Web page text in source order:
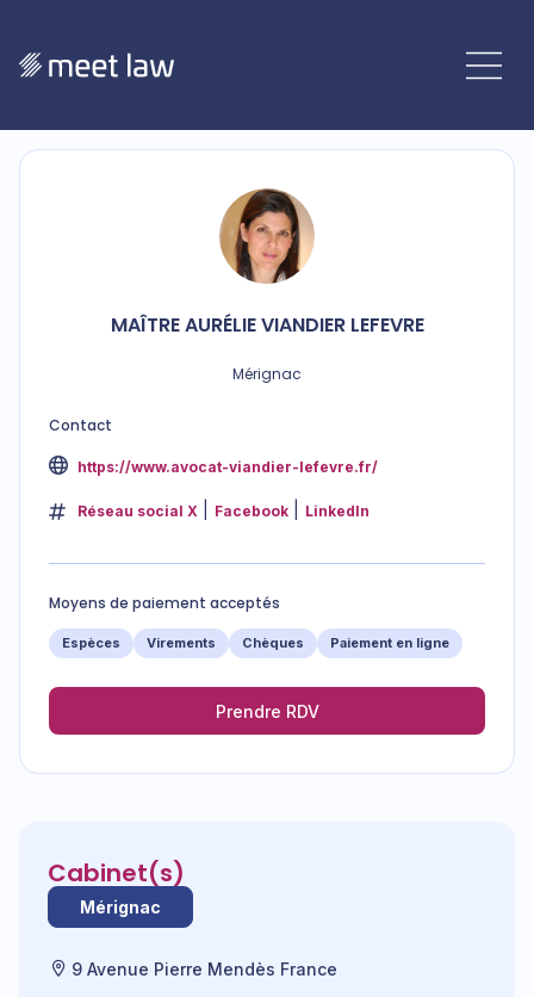
MAÎTREAURÉLIEVIANDIER LEFEVRE
Mérignac
Contact
https://www.avocat-viandier-lefevre.fr/
Réseau social X Facebook LinkedIn
Moyens de paiement acceptés
Espèces Virements Chèques Paiement en ligne
Prendre RDV
Cabinet(s)
Mérignac
9 Avenue Pierre Mendès France